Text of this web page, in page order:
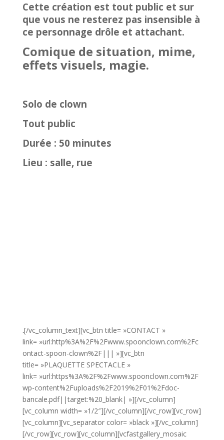
Cette création est tout public et sur
que vous ne resterez pas insensible à
ce personnage drôle et attachant.
Comique de situation, mime,
effets visuels, magie.
Solo de clown
Tout public
Durée : 50 minutes
Lieu : salle, rue
.[/vc_column_text][vc_btn title= »CONTACT »
link= »url:http%3A%2F%2Fwww.spoonclown.com%2Fc
ontact-spoon-clown%2F||| »][vc_btn
title= »PLAQUETTE SPECTACLE »
link= »url:https%3A%2F%2Fwww.spoonclown.com%2F
wp-content%2Fuploads%2F2019%2F01%2Fdoc-
bancale.pdf||target:%20_blank| »][/vc_column]
[vc_column width= »1/2″][/vc_column][/vc_row][vc_row]
[vc_column][vc_separator color= »black »][/vc_column]
[/vc_row][vc_row][vc_column][vcfastgallery_mosaic